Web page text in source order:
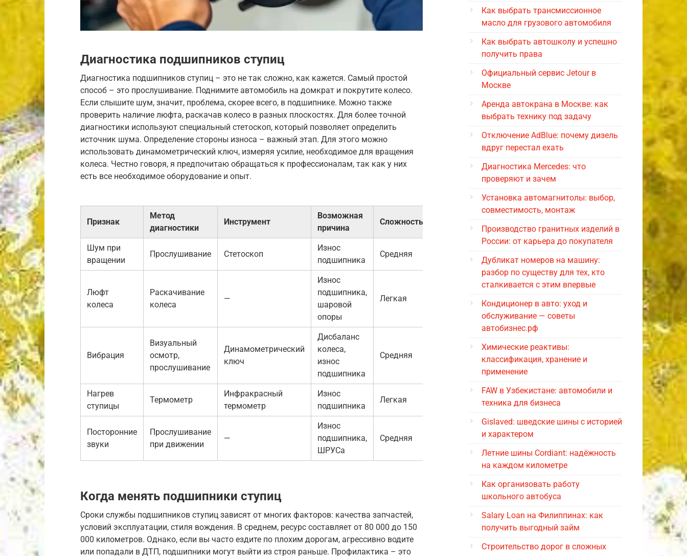
Диагностика подшипников ступиц
Диагностика подшипников ступиц – это не так сложно, как кажется. Самый простой
способ – это прослушивание. Поднимите автомобиль на домкрат и покрутите колесо.
Если слышите шум, значит, проблема, скорее всего, в подшипнике. Можно также
проверить наличие люфта, раскачав колесо в разных плоскостях. Для более точной
диагностики используют специальный стетоскоп, который позволяет определить
источник шума. Определение стороны износа – важный этап. Для этого можно
использовать динамометрический ключ, измеряя усилие, необходимое для вращения
колеса. Честно говоря, я предпочитаю обращаться к профессионалам, так как у них
есть все необходимое оборудование и опыт.
Признак
Метод
диагностики
Инструмент
Возможная
причина
Сложность
Шум при
вращении
Прослушивание Стетоскоп
Износ
подшипника
Средняя
Люфт
колеса
Раскачивание
колеса
—
Износ
подшипника,
шаровой
опоры
Легкая
Вибрация
Визуальный
осмотр,
прослушивание
Динамометрический
ключ
Дисбаланс
колеса,
износ
подшипника
Средняя
Нагрев
ступицы
Термометр
Инфракрасный
термометр
Износ
подшипника
Легкая
Посторонние
звуки
Прослушивание
при движении
—
Износ
подшипника,
ШРУСа
Средняя
Когда менять подшипники ступиц
Сроки службы подшипников ступиц зависят от многих факторов: качества запчастей,
условий эксплуатации, стиля вождения. В среднем, ресурс составляет от 80 000 до 150
000 километров. Однако, если вы часто ездите по плохим дорогам, агрессивно водите
или попадали в ДТП, подшипники могут выйти из строя раньше. Профилактика – это
Как выбрать трансмиссионное
масло для грузового автомобиля
Как выбрать автошколу и успешно
получить права
Официальный сервис Jetour в
Москве
Аренда автокрана в Москве: как
выбрать технику под задачу
Отключение AdBlue: почему дизель
вдруг перестал ехать
Диагностика Mercedes: что
проверяют и зачем
Установка автомагнитолы: выбор,
совместимость, монтаж
Производство гранитных изделий в
России: от карьера до покупателя
Дубликат номеров на машину:
разбор по существу для тех, кто
сталкивается с этим впервые
Кондиционер в авто: уход и
обслуживание — советы
автобизнес.рф
Химические реактивы:
классификация, хранение и
применение
FAW в Узбекистане: автомобили и
техника для бизнеса
Gislaved: шведские шины с историей
и характером
Летние шины Cordiant: надёжность
на каждом километре
Как организовать работу
школьного автобуса
Salary Loan на Филиппинах: как
получить выгодный займ
Строительство дорог в сложных